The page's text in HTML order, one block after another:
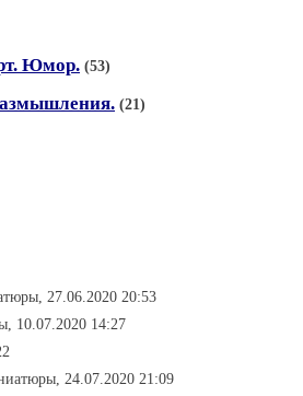
Юмор. (53)
(21)
27.06.2020 20:53
10.07.2020 14:27
24.07.2020 21:09